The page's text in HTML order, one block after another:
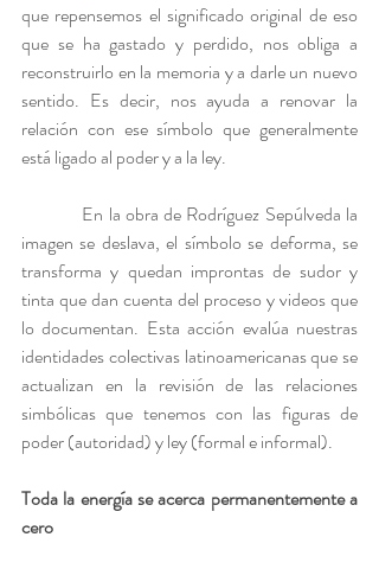
que repensemos el significado original de eso
que se ha gastado y perdido, nos obliga a
reconstruirlo en la memoria y a darle un nuevo
sentido. Es decir, nos ayuda a renovar la
relación con ese símbolo que generalmente
está ligado al poder y a la ley.
En la obra de Rodríguez Sepúlveda la
imagen se deslava, el símbolo se deforma, se
transforma y quedan improntas de sudor y
tinta que dan cuenta del proceso y videos que
lo documentan. Esta acción evalúa nuestras
identidades colectivas latinoamericanas que se
actualizan en la revisión de las relaciones
simbólicas que tenemos con las figuras de
poder (autoridad) y ley (formal e informal).
Toda la energía se acerca permanentemente a
cero